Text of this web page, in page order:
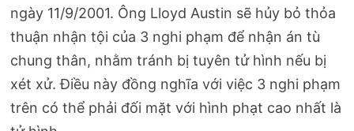
ngày 11/9/2001. Ông Lloyd Austin sẽ hủy bỏ thỏa
thuận nhận tội của 3 nghi phạm để nhận án tù
chung thân, nhằm tránh bị tuyên tử hình nếu bị
xét xử. Điều này đồng nghĩa với việc 3 nghi phạm
trên có thể phải đối mặt với hình phạt cao nhất là